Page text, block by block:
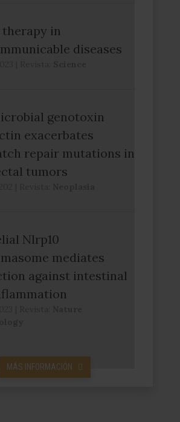
therapy in
diseases
genotoxin
exacerbates
repair mutations in
tumors
Nlrp10
mediates
against intestinal
MÁS INFORMACIÓN